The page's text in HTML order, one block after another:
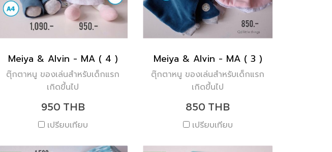
Meiya & Alvin - MA ( 4 )
ตุ๊กตาหนู ของเล่นสำหรับเด็กแรก
เกิดขึ้นไป
950 THB
เปรียบเทียบ
Meiya & Alvin - MA ( 3 )
ตุ๊กตาหนู ของเล่นสำหรับเด็กแรก
เกิดขึ้นไป
850 THB
เปรียบเทียบ